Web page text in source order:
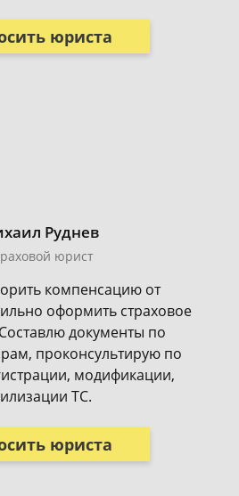
юриста
Руднев
юрист
компенсацию от
оформить страховое
документы по
проконсультирую по
модификации,
ТС.
юриста